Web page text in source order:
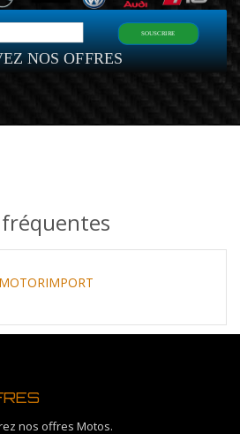
NOS OFFRES
SOUSCRIRE
nos offres Motos.